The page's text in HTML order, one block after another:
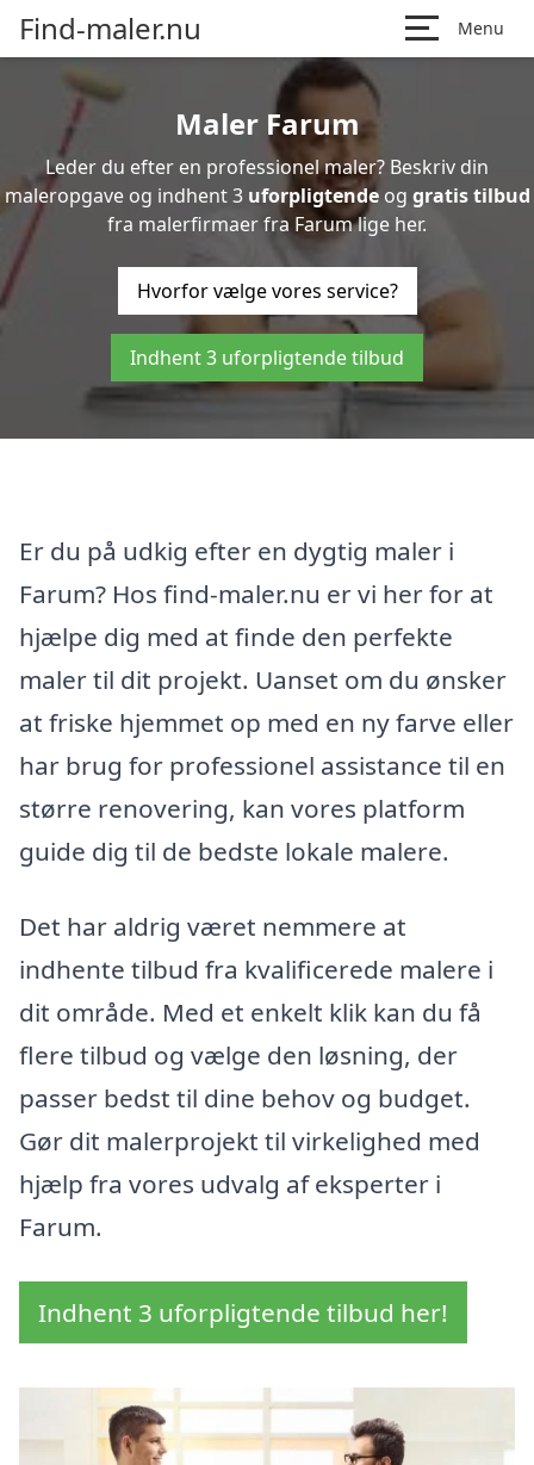
Find-maler.nu Menu
Maler Farum
Leder du efter en professionel maler? Beskriv din
maleropgave og indhent 3 uforpligtendeog gratis tilbud
fra malerfirmaer fra Farum lige her.
Hvorfor vælge vores service?
Indhent 3 uforpligtende tilbud
Er du på udkig efter en dygtig maler i
Farum? Hos find-maler.nu er vi her for at
hjælpe dig med at finde den perfekte
maler til dit projekt. Uanset om du ønsker
at friske hjemmet op med en ny farve eller
har brug for professionel assistance til en
større renovering, kan vores platform
guide dig til de bedste lokale malere.
Det har aldrig været nemmere at
indhente tilbud fra kvalificerede malere i
dit område. Med et enkelt klik kan du få
flere tilbud og vælge den løsning, der
passer bedst til dine behov og budget.
Gør dit malerprojekt til virkelighed med
hjælp fra vores udvalg af eksperter i
Farum.
Indhent 3 uforpligtende tilbud her!